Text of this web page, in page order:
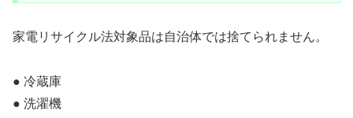
家電リサイクル法対象品は自治体では捨てられません。
● 冷蔵庫
● 洗濯機